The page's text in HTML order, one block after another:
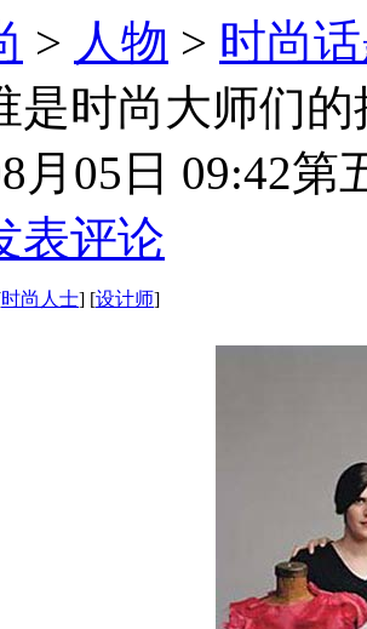
> 人物 > 时尚
是时尚大师们的
月05日 09:42第
表评论
时尚人士] [设计师]